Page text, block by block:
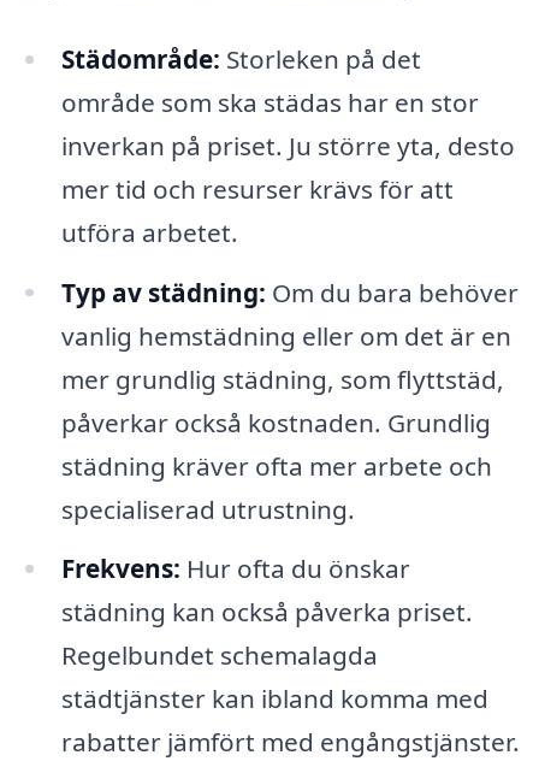
Städområde: Storleken på det
område som ska städas har en stor
inverkan på priset. Ju större yta, desto
mer tid och resurser krävs för att
utföra arbetet.
Typ av städning: Om du bara behöver
vanlig hemstädning eller om det är en
mer grundlig städning, som flyttstäd,
påverkar också kostnaden. Grundlig
städning kräver ofta mer arbete och
specialiserad utrustning.
Frekvens: Hur ofta du önskar
städning kan också påverka priset.
Regelbundet schemalagda
städtjänster kan ibland komma med
rabatter jämfört med engångstjänster.